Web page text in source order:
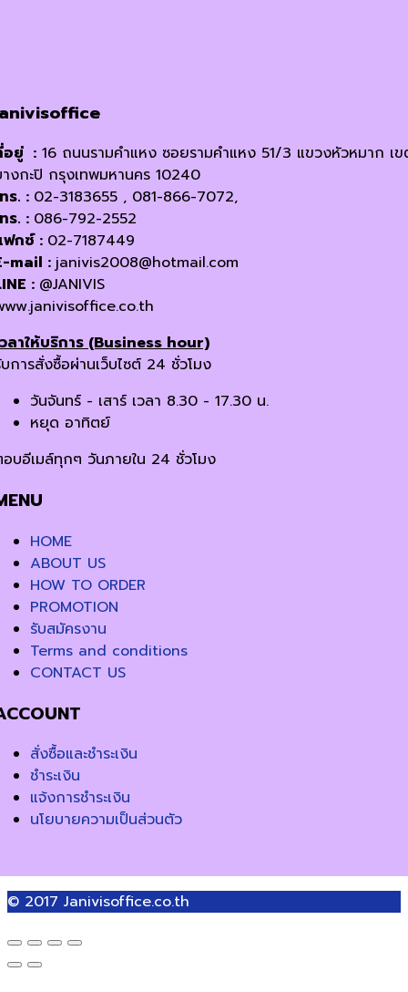
อยู่ : 16 ถนนรามคำแหง ซอยรามคำแหง 51/3 แขวงหัวหมาก เ
งกะปิ กรุงเทพมหานคร 10240
ร. : 02-3183655 , 081-866-7072,
ร. : 086-792-2552
กซ์ : 02-7187449
mail : janivis2008@hotmail.com
: @JANIVIS
ลาให้บริการ (Business hour)
การสั่งซื้อผ่านเว็บไซต์ 24 ชั่วโมง
วันจันทร์ - เสาร์ เวลา 8.30 - 17.30 น.
หยุด อาทิตย์
บอีเมล์ทุกๆ วันภายใน 24 ชั่วโมง
HOME
ABOUT US
HOW TO ORDER
PROMOTION
รับสมัครงาน
Terms and conditions
CONTACT US
สั่งซื้อและชำระเงิน
ชำระเงิน
แจ้งการชำระเงิน
นโยบายความเป็นส่วนตัว
© 2017 Janivisoffice.co.th